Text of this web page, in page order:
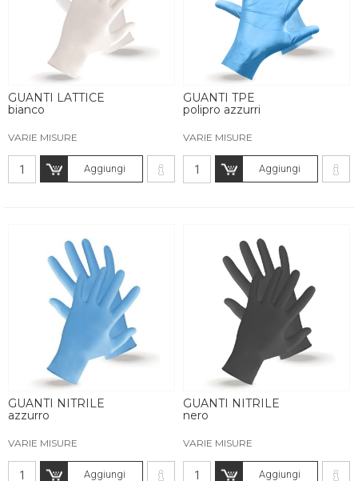
GUANTI LATTICE
bianco
VARIE MISURE
Aggiungi
GUANTI TPE
polipro azzurri
VARIE MISURE
Aggiungi
GUANTI NITRILE
azzurro
VARIE MISURE
Aggiungi
GUANTI NITRILE
nero
VARIE MISURE
Aggiungi